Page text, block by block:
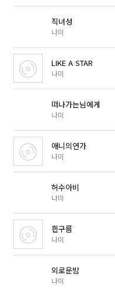
직녀성
나미
LIKE A STAR
나미
떠나가는님에게
나미
애니의연가
나미
허수아비
나미
흰구름
나미
외로운밤
나미